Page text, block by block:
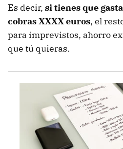
Es decir, si tienes que
cobras XXXX euros, el
para imprevistos, ahorro
que tú quieras.